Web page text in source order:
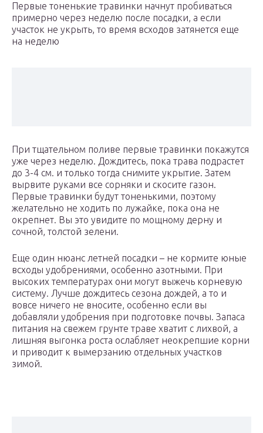
Первые тоненькие травинки начнут пробиваться
примерно через неделю после посадки, а если
участок не укрыть, то время всходов затянется еще
на неделю
При тщательном поливе первые травинки покажутся
уже через неделю. Дождитесь, пока трава подрастет
до 3-4 см. и только тогда снимите укрытие. Затем
вырвите руками все сорняки и скосите газон.
Первые травинки будут тоненькими, поэтому
желательно не ходить по лужайке, пока она не
окрепнет. Вы это увидите по мощному дерну и
сочной, толстой зелени.
Еще один нюанс летней посадки – не кормите юные
всходы удобрениями, особенно азотными. При
высоких температурах они могут выжечь корневую
систему. Лучше дождитесь сезона дождей, а то и
вовсе ничего не вносите, особенно если вы
добавляли удобрения при подготовке почвы. Запаса
питания на свежем грунте траве хватит с лихвой, а
лишняя выгонка роста ослабляет неокрепшие корни
и приводит к вымерзанию отдельных участков
зимой.